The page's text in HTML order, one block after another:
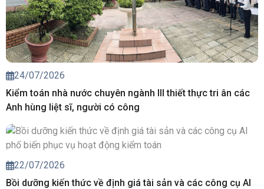
24/07/2026
Kiểm toán nhà nước chuyên ngành III thiết thực tri ân các
Anh hùng liệt sĩ, người có công
22/07/2026
Bồi dưỡng kiến thức về định giá tài sản và các công cụ AI